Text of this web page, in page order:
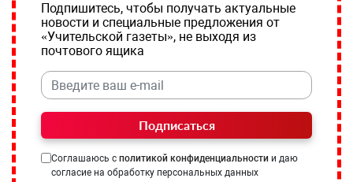
Подпишитесь, чтобы получать актуальные
новости и специальные предложения от
«Учительской газеты», не выходя из
почтового ящика
Подписаться
Соглашаюсь с политикой конфиденциальности и даю
согласие на обработку персональных данных